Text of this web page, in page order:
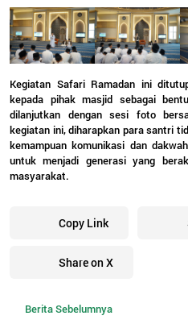
Kegiatan Safari Ramadan ini
kepada pihak masjid sebagai
dilanjutkan dengan sesi foto
kegiatan ini, diharapkan para santri
kemampuan komunikasi dan
untuk menjadi generasi yang
masyarakat.
Copy Link
Share on X
Berita Sebelumnya